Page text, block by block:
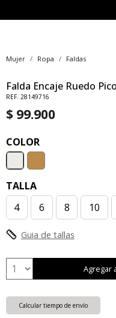
Mujer Ropa Faldas
Falda Encaje Ruedo
REF. 28149716
$ 99.900
COLOR
TALLA
4
6 8 10
Guia de tallas
Agregar
Calcular tiempo de envío